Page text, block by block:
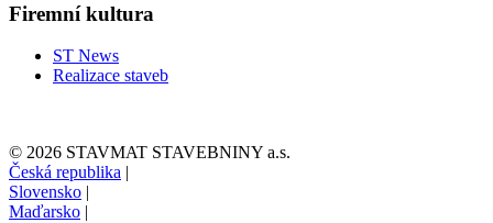
Firemní kultura
ST News
Realizace staveb
© 2026 STAVMAT STAVEBNINY a.s.
Česká republika |
Slovensko |
Maďarsko |